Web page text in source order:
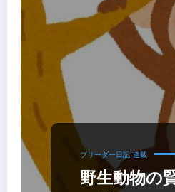
ブリーダー日記 連載
野生動物の